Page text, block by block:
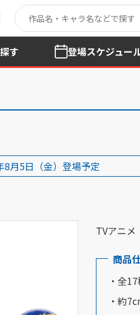
す 登場スケジュー
8月5日（金）登場予定
TVアニメ
商品
・全
・約